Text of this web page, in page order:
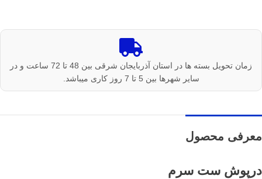
زمان تحویل بسته ها در استان آذربایجان شرقی بین 48 تا 72 ساعت و در
سایر شهرها بین 5 تا 7 روز کاری میباشد.
معرفی محصول
درپوش ست سرم